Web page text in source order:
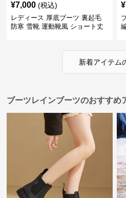
¥7,000 (税込)
レディース 厚底ブーツ 裏起毛
防寒 雪靴 運動靴風 ショート丈
¥
新着アイテム
ブーツレインブーツのおすすめ